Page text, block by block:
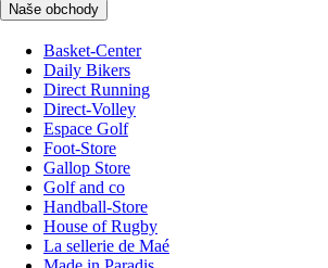
Naše obchody
Basket-Center
Daily Bikers
Direct Running
Direct-Volley
Espace Golf
Foot-Store
Gallop Store
Golf and co
Handball-Store
House of Rugby
La sellerie de Maé